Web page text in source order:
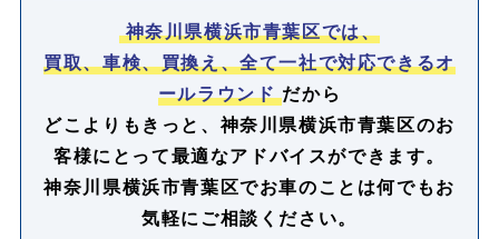
神奈川県横浜市青葉区では、
買取、車検、買換え、全て一社で対応できるオ
ールラウンド だから
どこよりもきっと、神奈川県横浜市青葉区のお
客様にとって最適なアドバイスができます。
神奈川県横浜市青葉区でお車のことは何でもお
気軽にご相談ください。